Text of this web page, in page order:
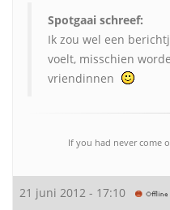
Spotgaai schreef:
Ik zou wel een
voelt, misschien
vriendinnen
If you had never come
21 juni 2012 - 17:10